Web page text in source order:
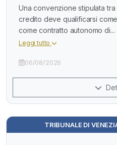
Una convenzione stipulata
credito deve qualificarsi
come contratto autonomo di...
Leggi tutto
06/08/2026
TRIBUNALE DI